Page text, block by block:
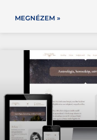
MEGNÉZEM »